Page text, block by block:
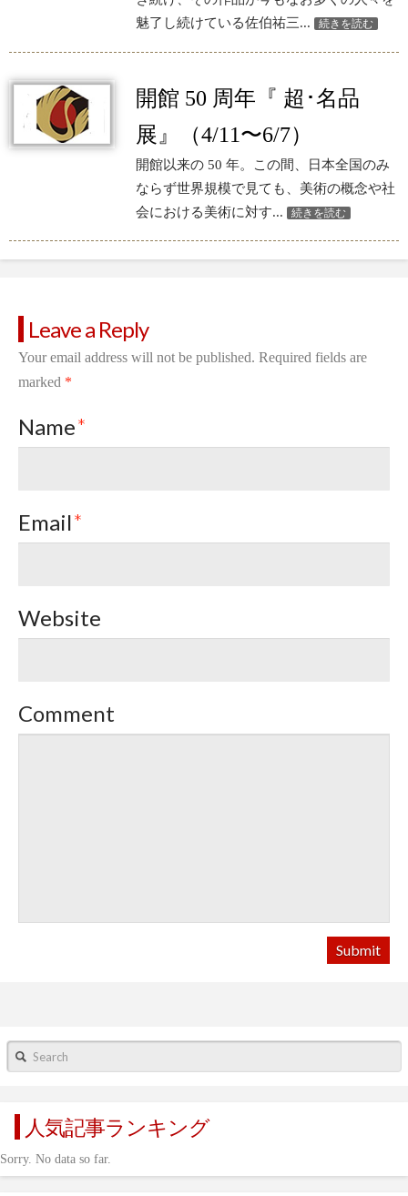
魅了し続けている佐伯祐三...
続きを読む
開館 50 周年『 超･名品
展』（4/11〜6/7）
開館以来の 50 年。この間、日本全国のみ
ならず世界規模で見ても、美術の概念や社
会における美術に対す...
続きを読む
Leave a Reply
Your email address will not be published. Required fields are
marked *
Name*
Email*
Website
Comment
Search
人気記事ランキング
Sorry. No data so far.